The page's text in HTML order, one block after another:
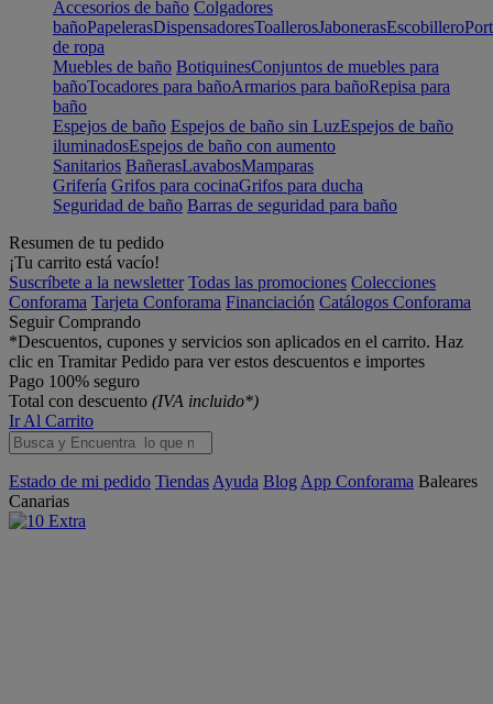
Accesorios de baño Colgadores
bañoPapelerasDispensadoresToallerosJabonerasEscobillero
de ropa
Muebles de baño BotiquinesConjuntos de muebles para
bañoTocadores para bañoArmarios para bañoRepisa para
baño
Espejos de baño Espejos de baño sin LuzEspejos de baño
iluminadosEspejos de baño con aumento
Sanitarios BañerasLavabosMamparas
Grifería Grifos para cocinaGrifos para ducha
Seguridad de baño Barras de seguridad para baño
Resumen de tu pedido
¡Tu carrito está vacío!
Suscríbete a la newsletter Todas las promociones Colecciones
Conforama Tarjeta Conforama Financiación Catálogos Conforama
Seguir Comprando
*Descuentos, cupones y servicios son aplicados en el carrito. Haz
clic en Tramitar Pedido para ver estos descuentos e importes
Pago 100% seguro
Total con descuento (IVA incluido*)
Ir Al Carrito
Estado de mi pedido Tiendas Ayuda Blog App Conforama Baleares
Canarias